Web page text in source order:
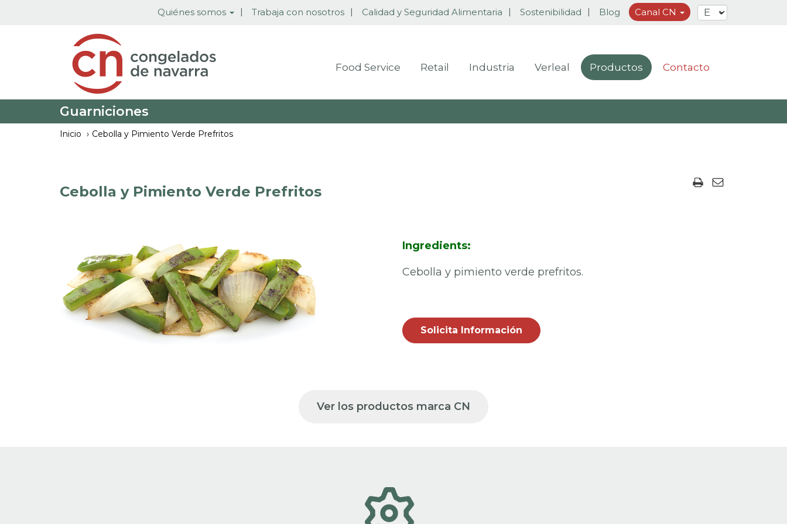
Quiénes somos Trabaja con nosotros Calidad y Seguridad Alimentaria Sostenibilidad Blog Canal CN
Food Service Retail Industria Verleal Productos Contacto
Guarniciones
Inicio Cebolla y Pimiento Verde Prefritos
Cebolla y Pimiento Verde Prefritos
Ingredients:
Cebolla y pimiento verde prefritos.
Solicita Información
Ver los productos marca CN